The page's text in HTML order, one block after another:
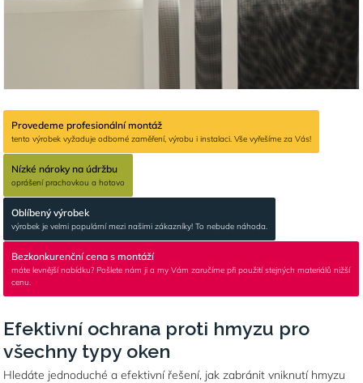
Provedeme profesionální montáž
tento výrobek vyžaduje odborné zaměření, výrobu i instalaci. Vše vyřešíme za Vás!
Nízké nároky na údržbu
oprášení prachovkou a hotovo
Oblíbený výrobek
výrobek je velmi populární mezi našimi zákazníky! To nebude náhoda.
Bezkonkurenční cena s montáží
máte levnější nabídku? Pošlete nám ji a my Vám zaručíme při použití stejných materiálů nižší
cenu.
Efektivní ochrana proti hmyzu pro
všechny typy oken
Hledáte jednoduché a efektivní řešení, jak zabránit vniknutí hmyzu